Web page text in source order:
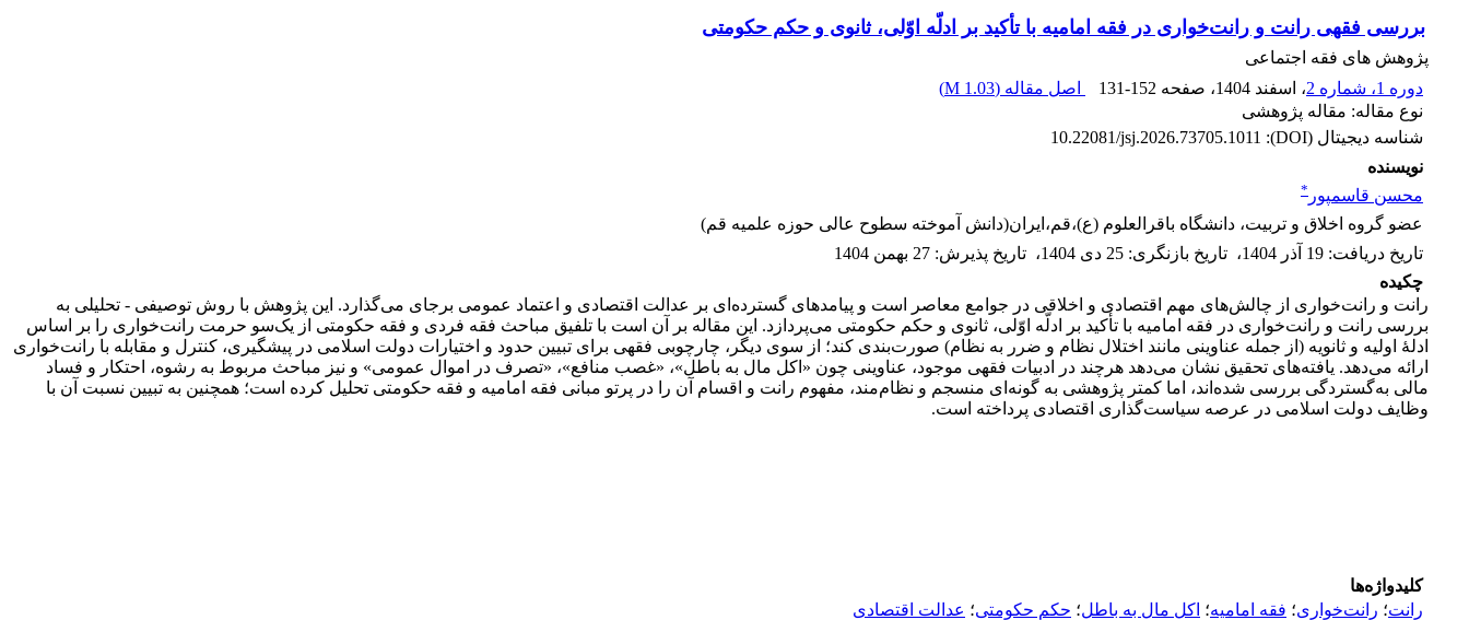
بررسی فقهی رانت و رانت‌خواری در فقه امامیه با تأکید بر ادلّه اوّلی، ثانوی و حکم حکومتی
پژوهش های فقه اجتماعی
دوره 1، شماره 2
، اسفند 1404 ، صفحه 131-152 اصل مقاله (1.03 M
)
نوع مقاله: مقاله پژوهشی
شناسه دیجیتال (DOI):
10.22081/jsj.2026.73705.1011
نویسنده
محسن قاسمپور *
عضو گروه اخلاق و تربیت، دانشگاه باقرالعلوم (ع)،قم،ایران(دانش آموخته سطوح عالی حوزه علمیه قم)
تاریخ دریافت: 19 آذر 1404 ، تاریخ بازنگری: 25 دی 1404 ، تاریخ پذیرش: 27 بهمن 1404
چکیده
رانت و رانت‌خواری از چالش‌های مهم اقتصادی و اخلاقی در جوامع معاصر است و پیامدهای گسترده‌ای بر عدالت اقتصادی و اعتماد عمومی برجای می‌گذارد. این پژوهش با روش توصیفی - تحلیلی به
بررسی رانت و رانت‌خواری در فقه امامیه با تأکید بر ادلّه اوّلی، ثانوی و حکم حکومتی می‌پردازد. این مقاله بر آن است با تلفیق مباحث فقه فردی و فقه حکومتی از یک‌سو حرمت رانت‌خواری را بر اساس
ادلۀ اولیه و ثانویه (از جمله عناوینی مانند اختلال نظام و ضرر به نظام) صورت‌بندی کند؛ از سوی دیگر، چارچوبی فقهی برای تبیین حدود و اختیارات دولت اسلامی در پیشگیری، کنترل و مقابله با رانت‌خواری
ارائه می‌دهد. یافته‌های تحقیق نشان می‌دهد هرچند در ادبیات فقهی موجود، عناوینی چون «اکل مال به باطل»، «غصب منافع»، «تصرف در اموال عمومی» و نیز مباحث مربوط به رشوه، احتکار و فساد
مالی به‌گستردگی بررسی شده‌اند، اما کمتر پژوهشی به گونه‌ای منسجم و نظام‌مند، مفهوم رانت و اقسام آن را در پرتو مبانی فقه امامیه و فقه حکومتی تحلیل کرده است؛ همچنین به تبیین نسبت آن با
وظایف دولت اسلامی در عرصه سیاست‌گذاری اقتصادی پرداخته است.
کلیدواژه‌ها
رانت؛ رانت‌خواری؛ فقه امامیه؛ اکل مال به باطل؛ حکم حکومتی؛ عدالت اقتصادی